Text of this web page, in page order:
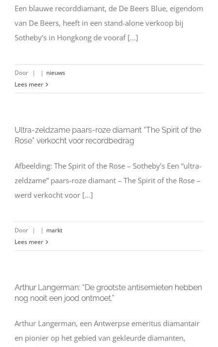
Een blauwe recorddiamant, de De Beers Blue, eigendom
van De Beers, heeft in een stand-alone verkoop bij
Sotheby’s in Hongkong de vooraf [...]
Door | | nieuws
Lees meer
Ultra-zeldzame paars-roze diamant “The Spirit of the
Rose” verkocht voor recordbedrag
Afbeelding: The Spirit of the Rose – Sotheby’s Een “ultra-
zeldzame” paars-roze diamant – The Spirit of the Rose –
werd verkocht voor [...]
Door | | markt
Lees meer
Arthur Langerman: “De grootste antisemieten hebben
nog nooit een jood ontmoet.”
Arthur Langerman, een Antwerpse emeritus diamantair
en pionier op het gebied van gekleurde diamanten,